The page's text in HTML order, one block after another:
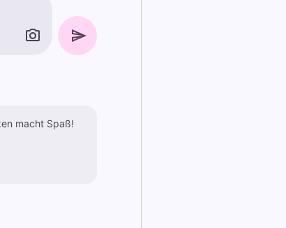
macht Spaß!